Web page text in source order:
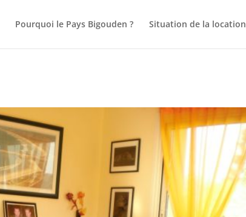
Pourquoi le Pays Bigouden ? Situation de la location